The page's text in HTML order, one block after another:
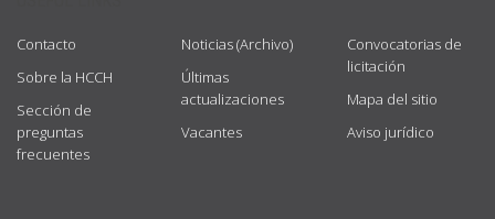
Contacto
Sobre la HCCH
Sección de
preguntas
frecuentes
Noticias (Archivo)
Últimas
actualizaciones
Vacantes
Convocatorias de
licitación
Mapa del sitio
Aviso jurídico